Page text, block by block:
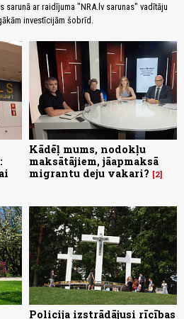
ar raidījuma "NRA.lv sarunas" vadītāju
investīcijām šobrīd.
Kādēļ mums, nodokļu
maksātājiem, jāapmaksā
migrantu deju vakari?
2
Policija izstrādājusi rīcības